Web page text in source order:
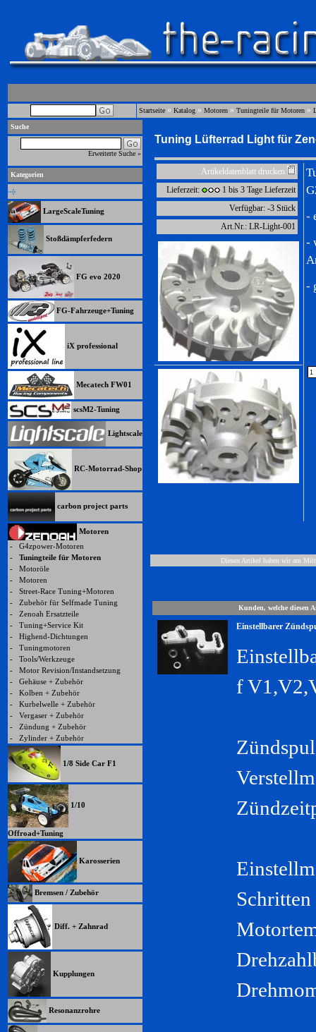
Startseite » Katalog » Motoren » Tuningteile für Motoren »
Suche
Erweiterte Suche »
Kategorien
LargeScaleTuning
Stoßdämpferfedern
FG evo 2020
FG-Fahrzeuge+Tuning
iX professional
Mecatech FW01
scsM2-Tuning
Lightscale
RC-Motorrad-Shop
carbon project parts
Motoren
- G4zpower-Motoren
- Tuningteile für Motoren
- Motoröle
- Motoren
- Street-Race Tuning+Motoren
- Zubehör für Selfmade Tuning
- Zenoah Ersatzteile
- Tuning+Service Kit
- Highend-Dichtungen
- Tuningmotoren
- Tools/Werkzeuge
- Motor Revision/Instandsetzung
- Gehäuse + Zubehör
- Kolben + Zubehör
- Kurbelwelle + Zubehör
- Vergaser + Zubehör
- Zündung + Zubehör
- Zylinder + Zubehör
1/8 Side Car F1
1/10
Offroad+Tuning
Karosserien
Bremsen / Zubehör
Diff. + Zahnrad
Kupplungen
Resonanzrohre
Tuning Lüfterrad Light für
Artikeldatenblatt drucken
Lieferzeit:
1 bis 3 Tage Lieferzeit
Verfügbar: -3 Stück
Art.Nr.: LR-Light-001
-
-
-
Diesen Artikel haben wir am
Kunden, welche diesen
Einstellbarer
f